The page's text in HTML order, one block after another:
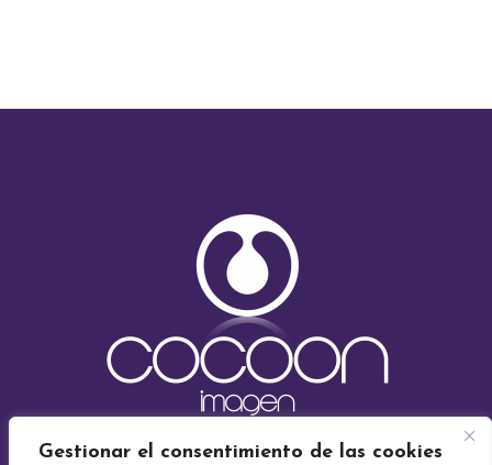
Gestionar el consentimiento de las cookies
Cocoon Imagen | Medicina Estética